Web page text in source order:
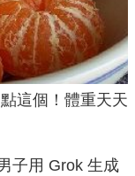
這個！體重天天
子用 Grok 生成